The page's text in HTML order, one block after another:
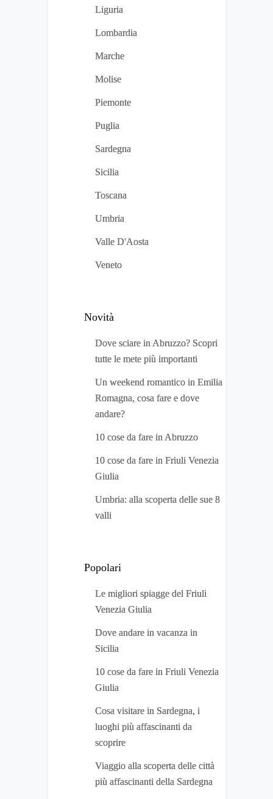
Liguria
Lombardia
Marche
Molise
Piemonte
Puglia
Sardegna
Sicilia
Toscana
Umbria
Valle D'Aosta
Veneto
Novità
Dove sciare in Abruzzo? Scopri
tutte le mete più importanti
Un weekend romantico in Emilia
Romagna, cosa fare e dove
andare?
10 cose da fare in Abruzzo
10 cose da fare in Friuli Venezia
Giulia
Umbria: alla scoperta delle sue 8
valli
Popolari
Le migliori spiagge del Friuli
Venezia Giulia
Dove andare in vacanza in
Sicilia
10 cose da fare in Friuli Venezia
Giulia
Cosa visitare in Sardegna, i
luoghi più affascinanti da
scoprire
Viaggio alla scoperta delle città
più affascinanti della Sardegna